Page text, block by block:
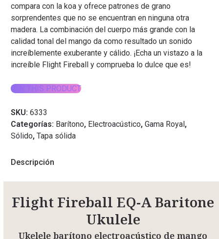
compara con la koa y ofrece patrones de grano
sorprendentes que no se encuentran en ninguna otra
madera. La combinación del cuerpo más grande con la
calidad tonal del mango da como resultado un sonido
increíblemente exuberante y cálido. ¡Echa un vistazo a la
increíble Flight Fireball y comprueba lo dulce que es!
BUY THIS PRODUCT
SKU:6333
Categorías: Barítono, Electroacústico,Gama Royal ,
Sólido,Tapa sólida
Descripción
Flight Fireball EQ-A Baritone
Ukulele
Ukelele barítono electroacústico de mango